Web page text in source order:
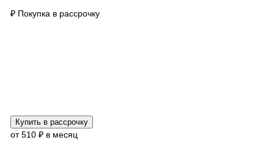
₽ Покупка в рассрочку
Купить в рассрочку
от 510 ₽ в месяц